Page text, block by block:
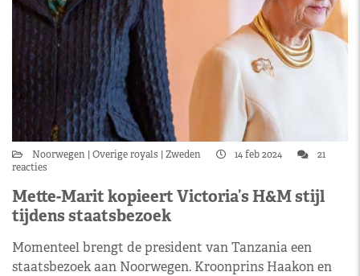
Noorwegen Overige royals Zweden 14 feb 2024
21
reacties
Mette-Marit kopieert Victoria’s H&M stijl
tijdens staatsbezoek
Momenteel brengt de president van Tanzania een
staatsbezoek aan Noorwegen. Kroonprins Haakon en